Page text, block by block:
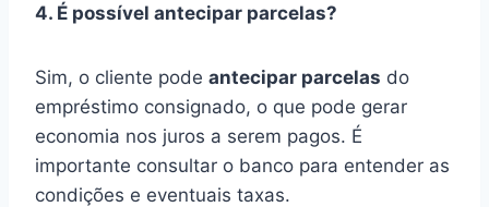
4. É possível antecipar parcelas?
Sim, o cliente pode antecipar parcelas do
empréstimo consignado, o que pode gerar
economia nos juros a serem pagos. É
importante consultar o banco para entender as
condições e eventuais taxas.